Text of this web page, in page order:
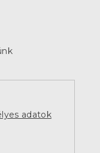
adatok